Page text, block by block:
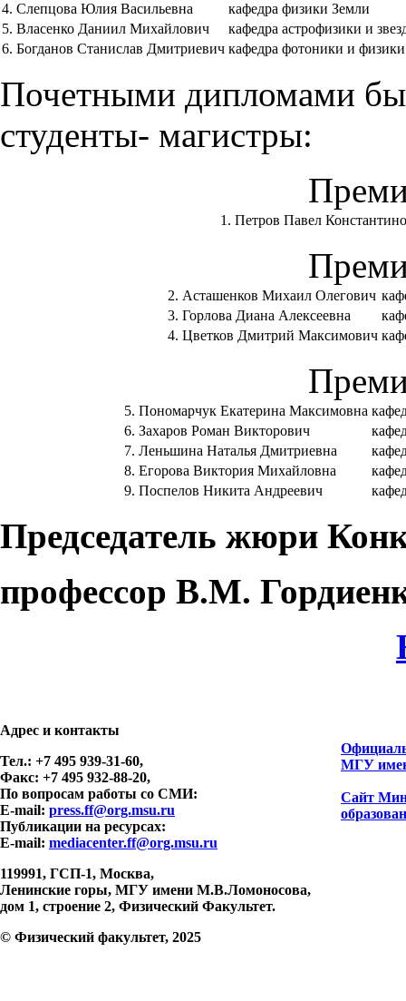
4. Слепцова Юлия Васильевна
кафедра физики Земли
5. Власенко Даниил Михайлович
кафедра астрофизики и
6. Богданов Станислав Дмитриевич кафедра фотоники и
Почетными дипломами
студенты- магистры:
1. Петров Павел
2. Асташенков Михаил Олегович
3. Горлова Диана Алексеевна
4. Цветков Дмитрий Максимович
5. Пономарчук Екатерина Максимовна
6. Захаров Роман Викторович
7. Леньшина Наталья Дмитриевна
8. Егорова Виктория Михайловна
9. Поспелов Никита Андреевич
Председатель жюри
профессор В.М.
Адрес и контакты
Тел.: +7 495 939-31-60,
Факс: +7 495 932-88-20,
По вопросам работы со СМИ:
E-mail: press.ff@org.msu.ru
Публикации на ресурсах:
E-mail: mediacenter.ff@org.msu.ru
119991, ГСП-1, Москва,
Ленинские горы, МГУ имени М.В.Ломоносова,
дом 1, строение 2, Физический Факультет.
© Физический факультет, 2025
МГУ
Сайт